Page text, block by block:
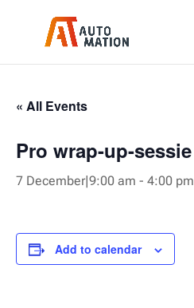
« All Events
Pro wrap-up-sessie
7 December|9:00 am - 4:00 pm
Add to calendar